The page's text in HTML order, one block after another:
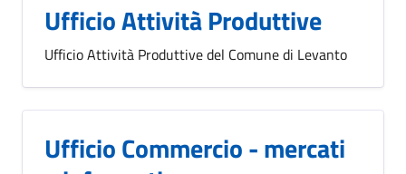
Ufficio Attività Produttive
Ufficio Attività Produttive del Comune di Levanto
Ufficio Commercio - mercati